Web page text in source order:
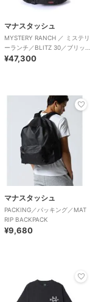
マナスタッシュ
MYSTERY RANCH ／ ミステリ
ーランチ／BLITZ 30／ブリッ
ツ30
¥47,300
マナスタッシュ
PACKING／パッキング／MAT
RIP BACKPACK
¥9,680